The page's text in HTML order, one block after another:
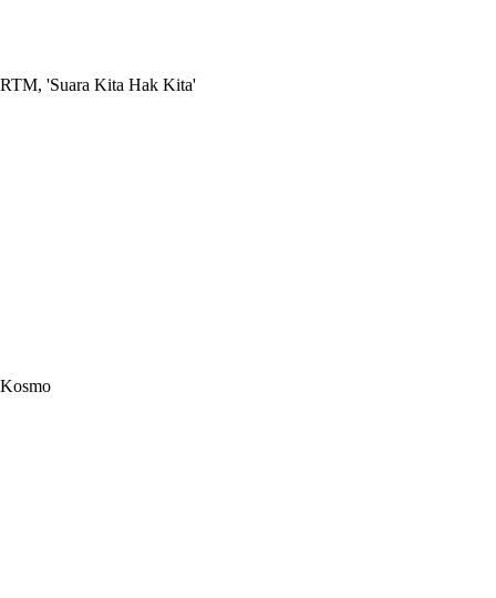
RTM, 'Suara Kita Hak Kita'
Kosmo